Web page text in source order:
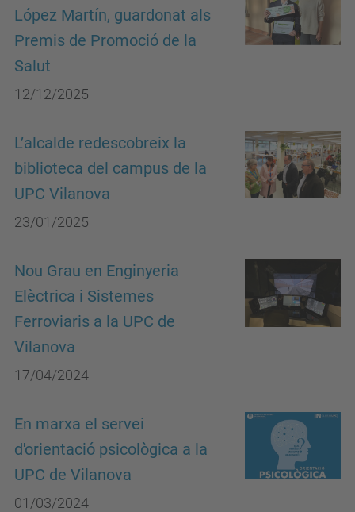
López Martín, guardonat als
Premis de Promoció de la
Salut
12/12/2025
L’alcalde redescobreix la
biblioteca del campus de la
UPC Vilanova
23/01/2025
Nou Grau en Enginyeria
Elèctrica i Sistemes
Ferroviaris a la UPC de
Vilanova
17/04/2024
En marxa el servei
d'orientació psicològica a la
UPC de Vilanova
01/03/2024